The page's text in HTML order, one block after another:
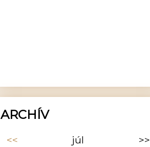
ARCHÍV
<< júl
>>